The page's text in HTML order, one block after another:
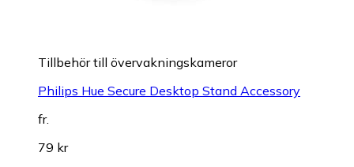
Tillbehör till övervakningskameror
Philips Hue Secure Desktop Stand Accessory
fr.
79 kr